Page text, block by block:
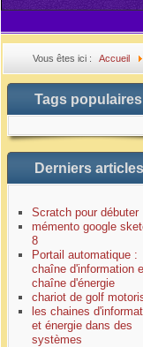
Vous êtes ici : Accueil
Tags populaires
Derniers articles
Scratch pour débuter
mémento google
8
Portail automatique :
chaîne d'information
chaîne d'énergie
chariot de golf
les chaines
et énergie dans des
systèmes